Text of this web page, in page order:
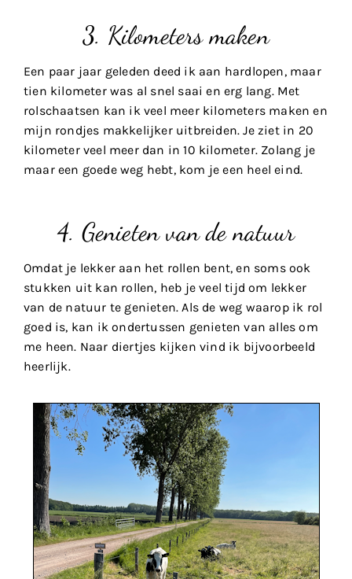
3. Kilometers maken
Een paar jaar geleden deed ik aan hardlopen, maar
tien kilometer was al snel saai en erg lang. Met
rolschaatsen kan ik veel meer kilometers maken en
mijn rondjes makkelijker uitbreiden. Je ziet in 20
kilometer veel meer dan in 10 kilometer. Zolang je
maar een goede weg hebt, kom je een heel eind.
4. Genieten van de natuur
Omdat je lekker aan het rollen bent, en soms ook
stukken uit kan rollen, heb je veel tijd om lekker
van de natuur te genieten. Als de weg waarop ik rol
goed is, kan ik ondertussen genieten van alles om
me heen. Naar diertjes kijken vind ik bijvoorbeeld
heerlijk.